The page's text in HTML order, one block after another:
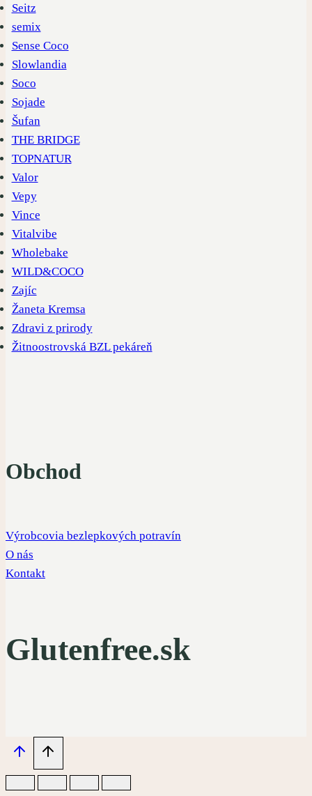
Seitz
semix
Sense Coco
Slowlandia
Soco
Sojade
Šufan
THE BRIDGE
TOPNATUR
Valor
Vepy
Vince
Vitalvibe
Wholebake
WILD&COCO
Zajíc
Žaneta Kremsa
Zdravi z prirody
Žitnoostrovská BZL pekáreň
Obchod
Výrobcovia bezlepkových potravín
O nás
Kontakt
Glutenfree.sk